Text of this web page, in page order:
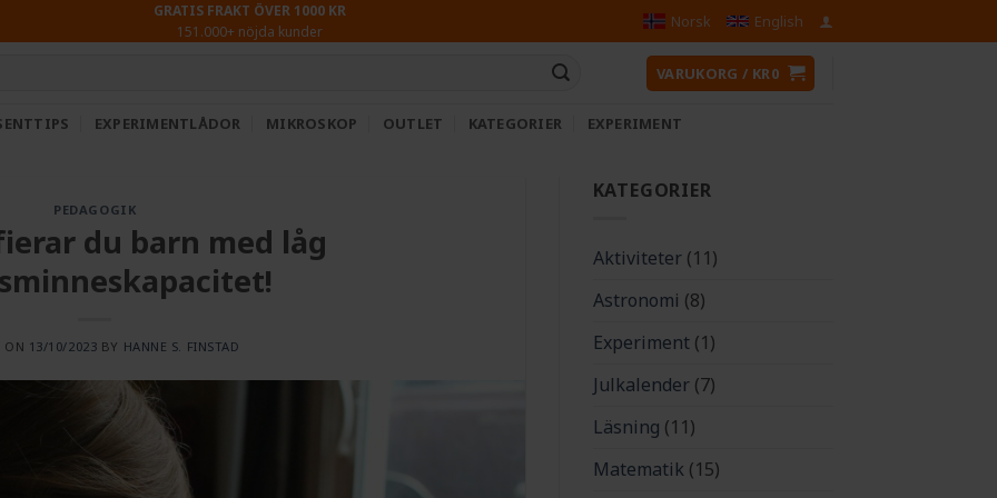
GRATIS FRAKT ÖVER 1000 KR
151.000+ nöjda kunder
Norsk English
VARUKORG / KR0
EXPERIMENTLÅDOR MIKROSKOP OUTLET KATEGORIER EXPERIMENT
PEDAGOGIK
du barn med låg
ON 13/10/2023 BY HANNE S. FINSTAD
KATEGORIER
Aktiviteter(11)
Astronomi (8)
Experiment(1)
Julkalender(7)
Läsning (11)
Matematik(15)